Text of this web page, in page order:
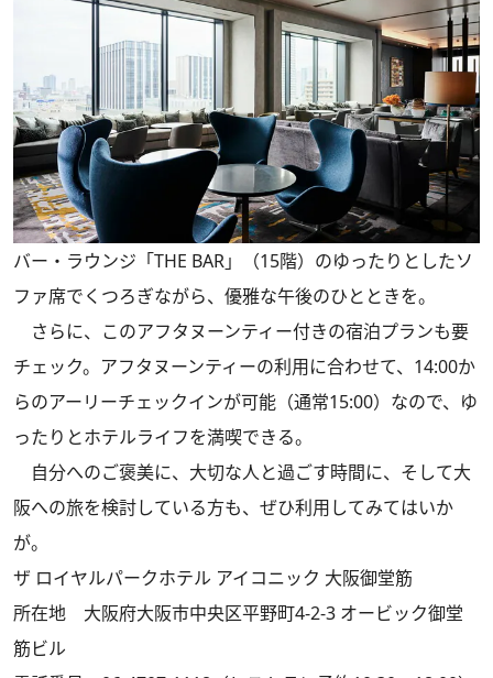
バー・ラウンジ「THE BAR」（15階）のゆったりとしたソ
ファ席でくつろぎながら、優雅な午後のひとときを。
さらに、このアフタヌーンティー付きの宿泊プランも要
チェック。アフタヌーンティーの利用に合わせて、14:00か
らのアーリーチェックインが可能（通常15:00）なので、ゆ
ったりとホテルライフを満喫できる。
自分へのご褒美に、大切な人と過ごす時間に、そして大
阪への旅を検討している方も、ぜひ利用してみてはいか
が。
ザ ロイヤルパークホテル アイコニック 大阪御堂筋
所在地 大阪府大阪市中央区平野町4-2-3 オービック御堂
筋ビル